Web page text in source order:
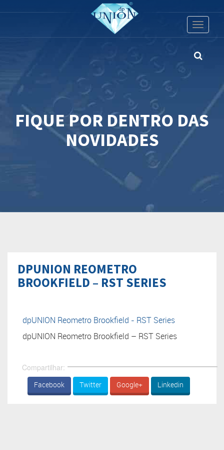
Toggle
FIQUE POR DENTRO DAS
NOVIDADES
DPUNION REOMETRO
BROOKFIELD – RST SERIES
dpUNION Reometro Brookfield - RST Series
dpUNION Reometro Brookfield – RST Series
Compartilhar:
Facebook Twitter Google+ Linkedin